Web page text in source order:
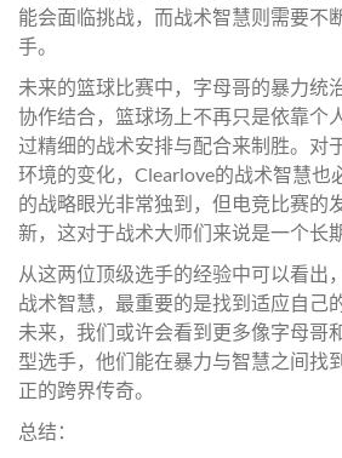
能会面临挑战，而战术智慧则需要不
手。
未来的篮球比赛中，字母哥的暴力统
协作结合，篮球场上不再只是依靠个
过精细的战术安排与配合来制胜。对
环境的变化，Clearlove的战术智慧也
的战略眼光非常独到，但电竞比赛的
新，这对于战术大师们来说是一个长
从这两位顶级选手的经验中可以看出
战术智慧，最重要的是找到适应自己
未来，我们或许会看到更多像字母哥
型选手，他们能在暴力与智慧之间找
正的跨界传奇。
总结：